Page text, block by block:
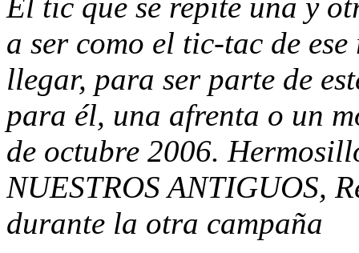
a ser como el tic-tac de
llegar, para ser parte de
para él, una afrenta o un
de octubre 2006.
NUESTROS ANTIGUOS,
durante la otra campaña